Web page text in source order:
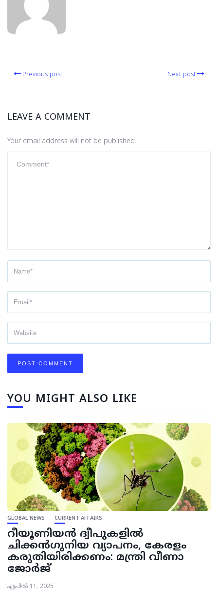
Previous post Next post
LEAVE A COMMENT
Your email address will not be published.
YOU MIGHT ALSO LIKE
GLOBAL NEWS CURRENT AFFAIRS
റീയൂണിയന്‍ ദ്വീപുകളില്‍
ചിക്കന്‍ഗുനിയ വ്യാപനം, കേരളം
കരുതിയിരിക്കണം: മന്ത്രി വീണാ
ജോര്‍ജ്
ഏപ്രിൽ 11, 2025